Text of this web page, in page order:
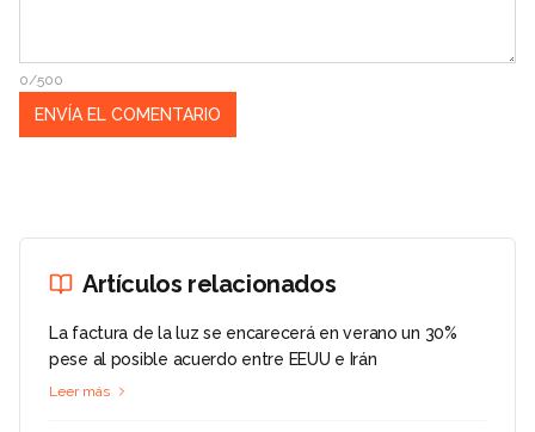
0/500
Artículos relacionados
La factura de la luz se encarecerá en verano un 30%
pese al posible acuerdo entre EEUU e Irán
Leer más